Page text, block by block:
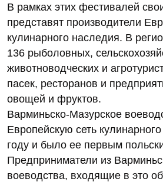
В рамках этих фестивалей
представят производители
кулинарного наследия. В
136 рыболовных,
животноводческих и
пасек, ресторанов и
овощей и фруктов.
Варминьско-Мазурское
Европейскую сеть
году и было ее первым
Предприниматели из
воеводства, входящие в это